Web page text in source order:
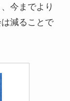
今までより
減ることで